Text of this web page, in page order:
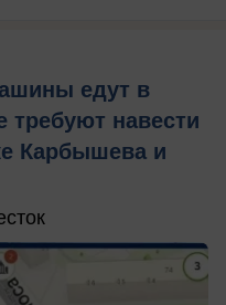
едут в
требуют навести
Карбышева и